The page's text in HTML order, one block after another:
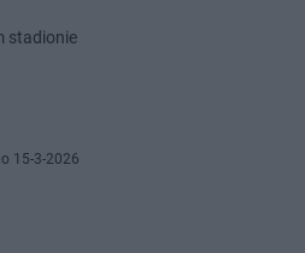
stadionie
15-3-2026